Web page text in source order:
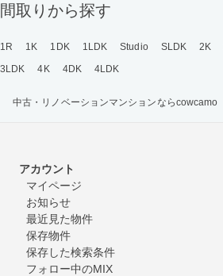
間取りから探す
1R 1K 1DK 1LDK Studio SLDK 2K
3LDK
4K 4DK 4LDK
中古・リノベーションマンションならcowcamo
アカウント
マイページ
お知らせ
最近見た物件
保存物件
保存した検索条件
フォロー中のMIX